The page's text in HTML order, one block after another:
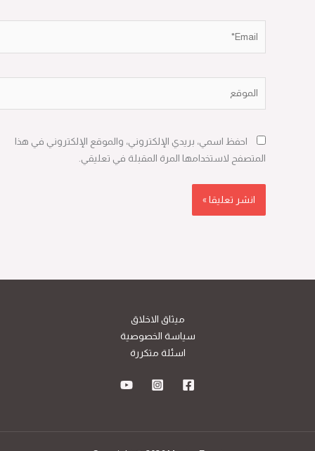
احفظ اسمي، بريدي الإلكتروني، والموقع الإلكتروني في هذا
المتصفح لاستخدامها المرة المقبلة في تعليقي.
ميثاق الاخلاق
سياسة الخصوصية
اسئلة متكررة